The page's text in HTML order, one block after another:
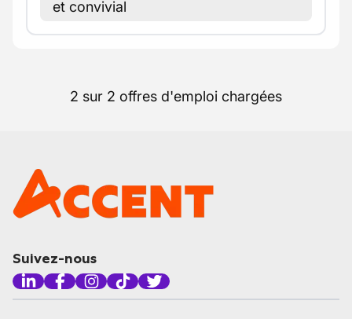
et convivial
2 sur 2 offres d'emploi chargées
Suivez-nous